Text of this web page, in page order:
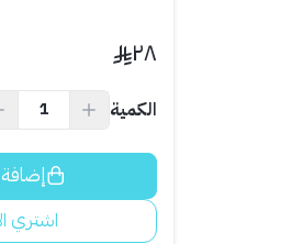
٢٨
الكمية
اشتري